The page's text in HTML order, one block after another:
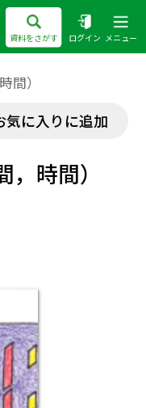
資料をさがす ログイン メニュー
）
気に入りに追加
時間）